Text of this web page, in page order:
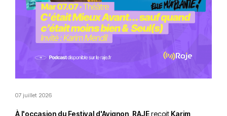
07 juillet 2026
À l'occasion du Festival d'Avignon, RAJEreçoit Karim